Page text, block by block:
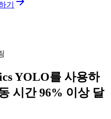
기
YOLO를 사용하
시간 96% 이상 달